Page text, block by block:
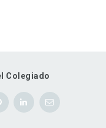
Colegiado